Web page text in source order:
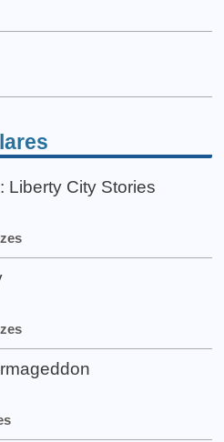
Liberty City Stories